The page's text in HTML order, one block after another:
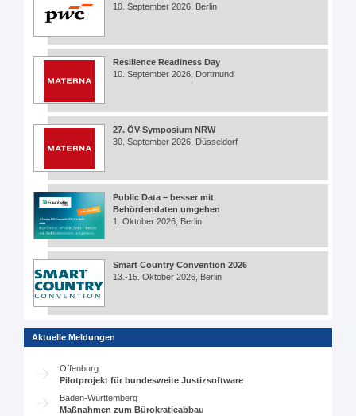
10. September 2026, Berlin
Resilience Readiness Day
10. September 2026, Dortmund
27. ÖV-Symposium NRW
30. September 2026, Düsseldorf
Public Data – besser mit
Behördendaten umgehen
1. Oktober 2026, Berlin
Smart Country Convention 2026
13.-15. Oktober 2026, Berlin
Aktuelle Meldungen
Offenburg
Pilotprojekt für bundesweite Justizsoftware
Baden-Württemberg
Maßnahmen zum Bürokratieabbau